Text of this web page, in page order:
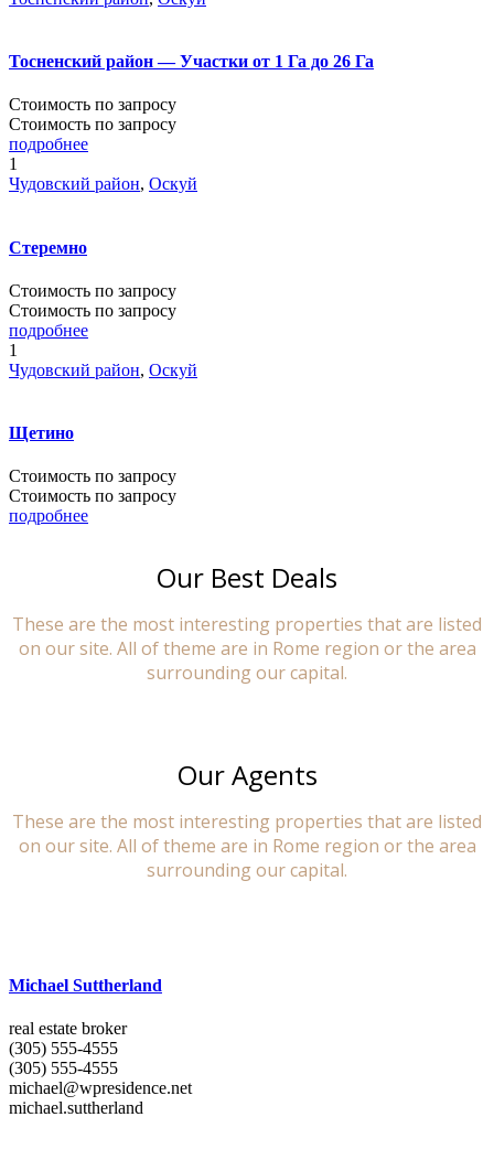
Тосненский район — Участки от 1 Га до 26 Га
Стоимость по запросу
Стоимость по запросу
подробнее
1
Чудовский район, Оскуй
Стеремно
Стоимость по запросу
Стоимость по запросу
подробнее
1
Чудовский район, Оскуй
Щетино
Стоимость по запросу
Стоимость по запросу
подробнее
Our Best Deals
These are the most interesting properties that are listed
on our site. All of theme are in Rome region or the area
surrounding our capital.
Our Agents
These are the most interesting properties that are listed
on our site. All of theme are in Rome region or the area
surrounding our capital.
Michael Suttherland
real estate broker
(305) 555-4555
(305) 555-4555
michael@wpresidence.net
michael.suttherland